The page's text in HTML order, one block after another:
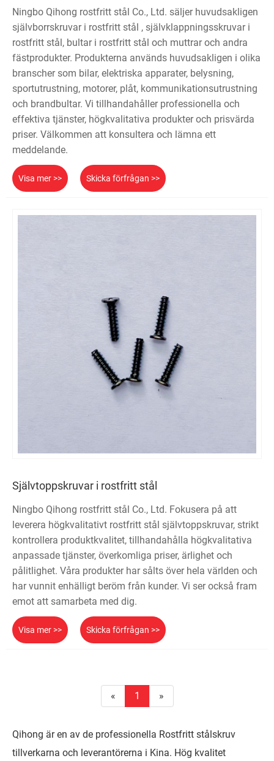
Ningbo Qihong rostfritt stål Co., Ltd. säljer huvudsakligen
självborrskruvar i rostfritt stål , självklappningsskruvar i
rostfritt stål, bultar i rostfritt stål och muttrar och andra
fästprodukter. Produkterna används huvudsakligen i olika
branscher som bilar, elektriska apparater, belysning,
sportutrustning, motorer, plåt, kommunikationsutrustning
och brandbultar. Vi tillhandahåller professionella och
effektiva tjänster, högkvalitativa produkter och prisvärda
priser. Välkommen att konsultera och lämna ett
meddelande.
Visa mer >> Skicka förfrågan >>
Självtoppskruvar i rostfritt stål
Ningbo Qihong rostfritt stål Co., Ltd. Fokusera på att
leverera högkvalitativt rostfritt stål självtoppskruvar, strikt
kontrollera produktkvalitet, tillhandahålla högkvalitativa
anpassade tjänster, överkomliga priser, ärlighet och
pålitlighet. Våra produkter har sålts över hela världen och
har vunnit enhälligt beröm från kunder. Vi ser också fram
emot att samarbeta med dig.
Visa mer >> Skicka förfrågan >>
« 1 »
Qihong är en av de professionella Rostfritt stålskruv
tillverkarna och leverantörerna i Kina. Hög kvalitet